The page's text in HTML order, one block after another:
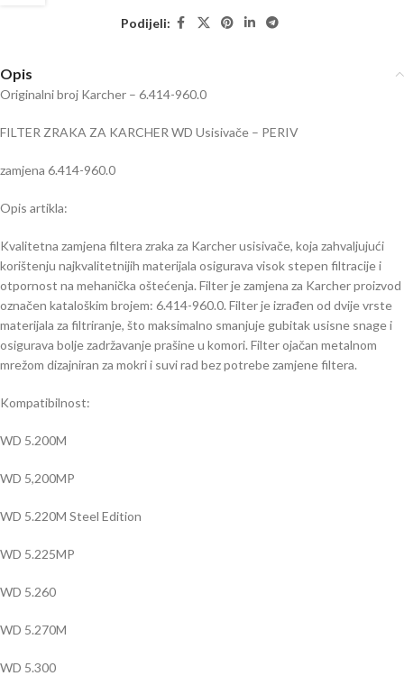
Podijeli:
Opis
Originalni broj Karcher – 6.414-960.0
FILTER ZRAKA ZA KARCHER WD Usisivače – PERIV
zamjena 6.414-960.0
Opis artikla:
Kvalitetna zamjena filtera zraka za Karcher usisivače, koja zahvaljujući
korištenju najkvalitetnijih materijala osigurava visok stepen filtracije i
otpornost na mehanička oštećenja. Filter je zamjena za Karcher proizvod
označen kataloškim brojem: 6.414-960.0. Filter je izrađen od dvije vrste
materijala za filtriranje, što maksimalno smanjuje gubitak usisne snage i
osigurava bolje zadržavanje prašine u komori. Filter ojačan metalnom
mrežom dizajniran za mokri i suvi rad bez potrebe zamjene filtera.
Kompatibilnost:
WD 5.200M
WD 5,200MP
WD 5.220M Steel Edition
WD 5.225MP
WD 5.260
WD 5.270M
WD 5.300